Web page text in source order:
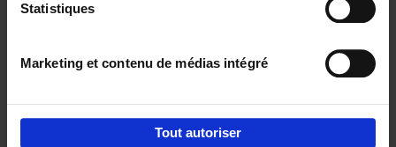
Statistiques
Marketing et contenu de médias intégré
Tout autoriser